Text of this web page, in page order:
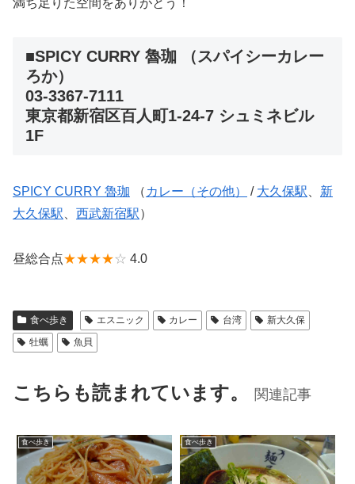
■SPICY CURRY 魯珈 （スパイシーカレー
ろか）
03-3367-7111
東京都新宿区百人町1-24-7 シュミネビル
1F
SPICY CURRY 魯珈 （ カレー（その他） / 大久保駅
新
大久保駅
西武新宿駅）
昼総合点★★★★☆ 4.0
食べ歩き エスニック カレー 台湾
新大久保
牡蠣
魚貝
こちらも読まれています。 関連記事
食べ歩き 食べ歩き